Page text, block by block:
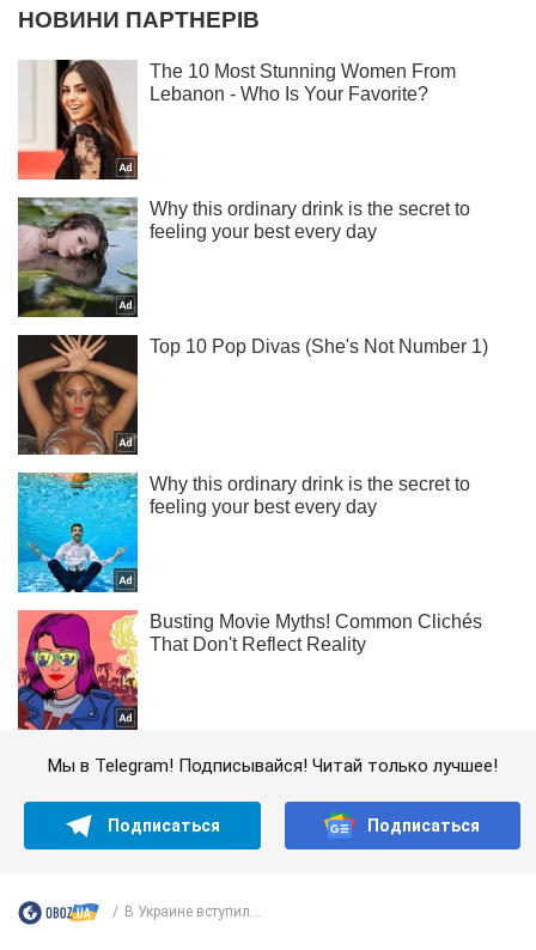
Мы в Telegram! Подписывайся! Читай только лучшее!
Подписаться Подписаться
В Украине вступил...